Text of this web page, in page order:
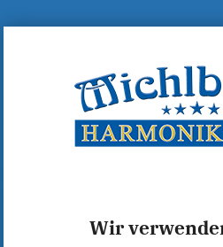
Wir
MICHLBAUER GmbH
A-6600 Reutte, Lindenstraße 14
+43 (0)5672 72060